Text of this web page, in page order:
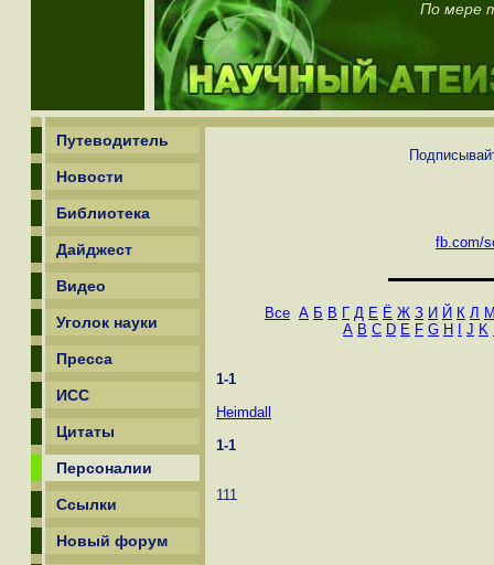
По мере
Путеводитель
Новости
Библиотека
Дайджест
Видео
Уголок науки
Пресса
ИСС
Цитаты
Персоналии
Ссылки
Новый форум
fb.com/
Все А Б В Г Д Е Ё Ж З И Й К Л
A B C D E F G H J K
1-1
Heimdall
1-1
111